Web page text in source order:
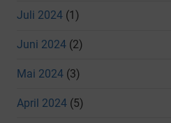
Juli 2024 (1)
Juni 2024 (2)
Mai 2024 (3)
April 2024 (5)